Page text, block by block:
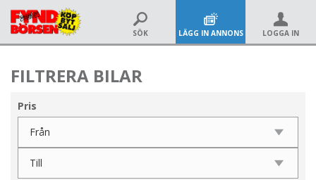
SÖK LÄGG IN ANNONS LOGGA IN
FILTRERA BILAR
Pris